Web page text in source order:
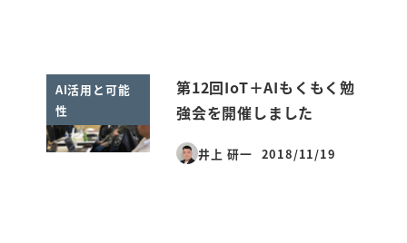
AI活用と可能
性
第12回IoT＋AIもくもく勉
強会を開催しました
井上 研一
投稿日
2018/11/19